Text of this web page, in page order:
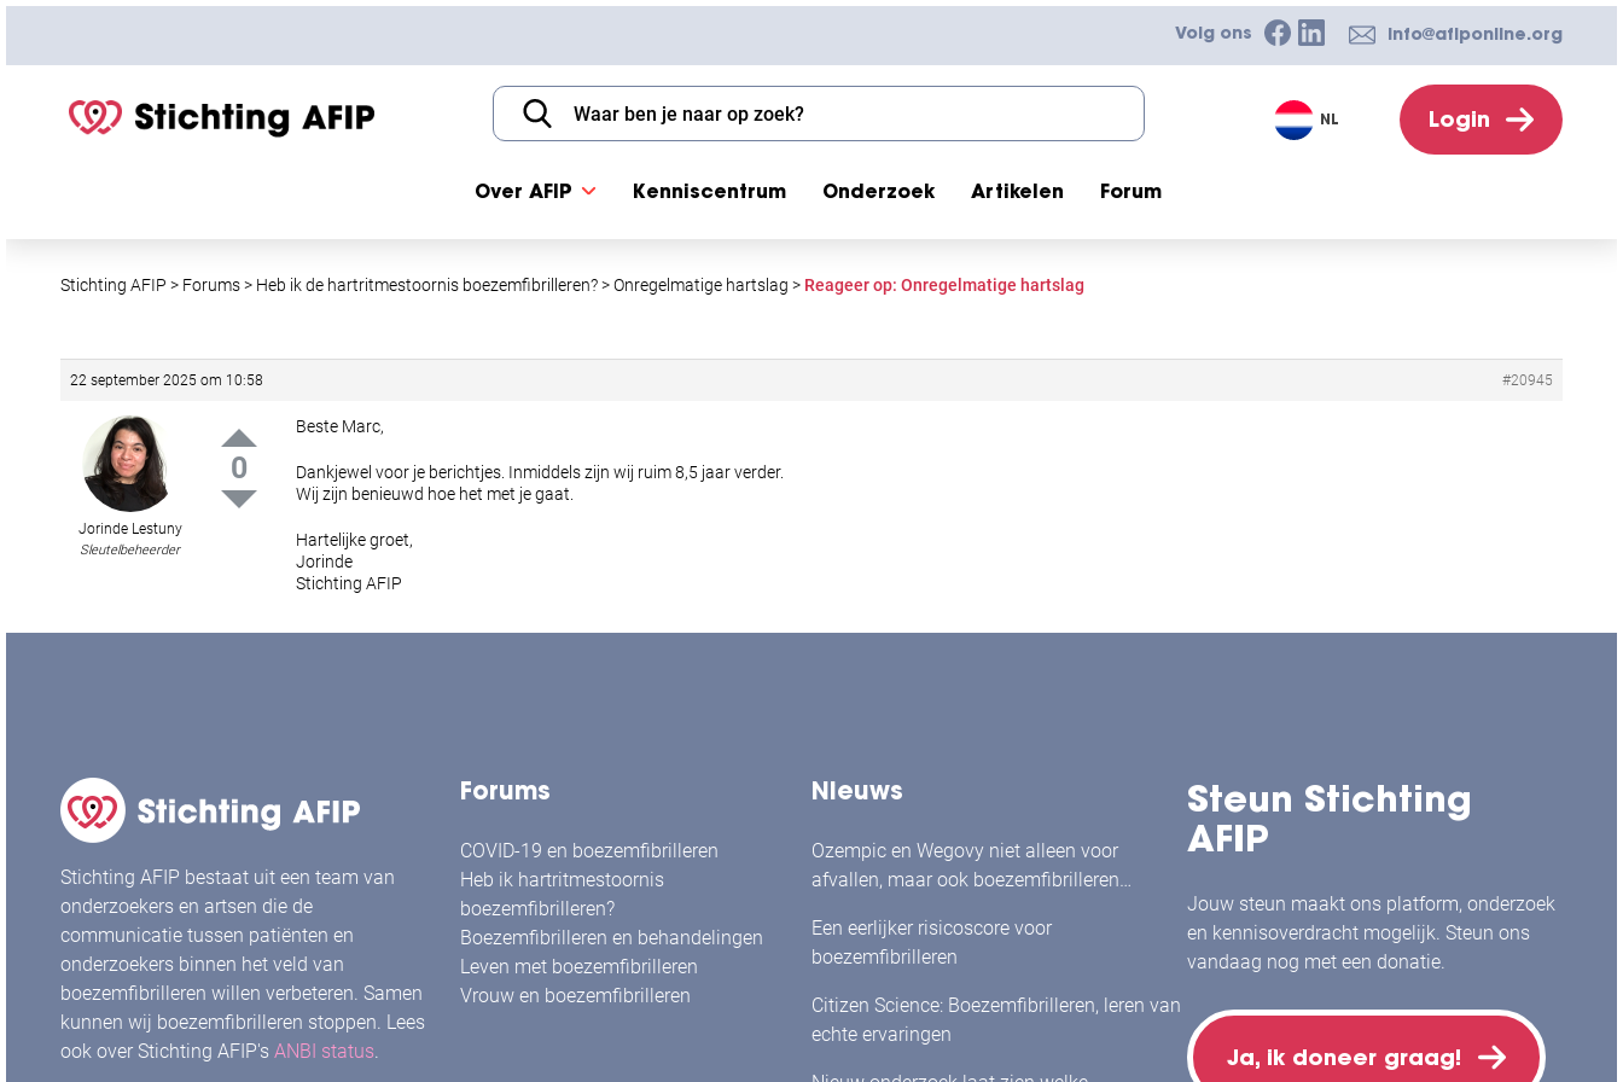
S
Volg ons info@afiponline.org
Over AFIP Kenniscentrum Onderzoek Artikelen Forum
Login
NL
Stichting AFIP > Forums> Heb ik de hartritmestoornis boezemfibrilleren?>Onregelmatige hartslag > Reageer op: Onregelmatige hartslag
22 september 2025 om 10:58 #20945
Jorinde Lestuny
Sleutelbeheerder
0
Beste Marc,
Dankjewel voor je berichtjes. Inmiddels zijn wij ruim 8,5 jaar verder.
Wij zijn benieuwd hoe het met je gaat.
Hartelijke groet,
Jorinde
Stichting AFIP
Stichting AFIP bestaat uit een team van
onderzoekers en artsen die de
communicatie tussen patiënten en
onderzoekers binnen het veld van
boezemfibrilleren willen verbeteren. Samen
kunnen wij boezemfibrilleren stoppen. Lees
ook over Stichting AFIP's ANBI status.
Forums
COVID-19 en boezemfibrilleren
Heb ik hartritmestoornis
boezemfibrilleren?
Boezemfibrilleren en behandelingen
Leven met boezemfibrilleren
Vrouw en boezemfibrilleren
Nieuws
Ozempic en Wegovy niet alleen voor
afvallen, maar ook boezemfibrilleren
Een eerlijker risicoscore voor
boezemfibrilleren
Citizen Science: Boezemfibrilleren, leren van
echte ervaringen
Steun Stichting
AFIP
Jouw steun maakt ons platform, onderzoek
en kennisoverdracht mogelijk. Steun ons
vandaag nog met een donatie.
Ja, ik doneer graag!